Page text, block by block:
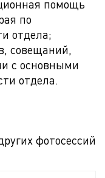
помощь
по
отдела;
совещаний,
с основными
отдела.
фотосессий